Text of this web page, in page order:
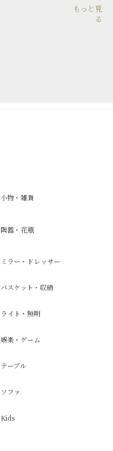
もっと見
る
小物・雑貨
陶器・花瓶
ミラー・ドレッサー
バスケット・収納
ライト・照明
娯楽・ゲーム
テーブル
ソファ
Kids